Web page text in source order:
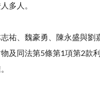
多人。
祐、魏豪勇、陳永盛與
及同法第5條第1項第2款